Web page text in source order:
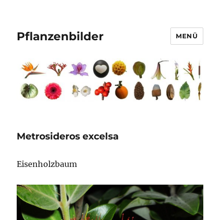
Pflanzenbilder MENÜ
Metrosideros excelsa
Eisenholzbaum